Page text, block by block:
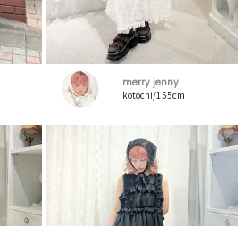
merry jenny
kotochi/155cm